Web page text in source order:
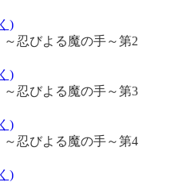
)
～忍びよる魔の手～第2
)
～忍びよる魔の手～第3
)
～忍びよる魔の手～第4
)